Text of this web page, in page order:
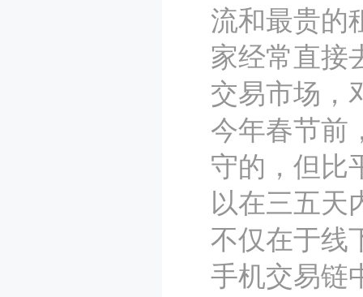
流和最贵的
家经常直接
交易市场，
今年春节前
守的，但比
以在三五天
不仅在于线
手机交易链